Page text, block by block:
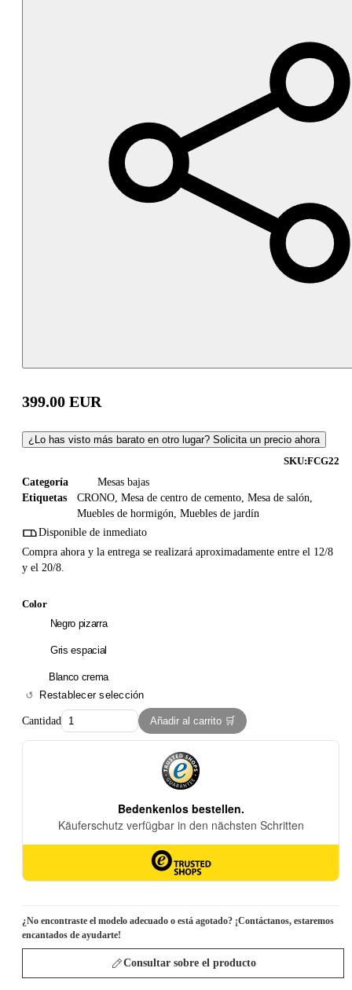
399.00 EUR
¿Lo has visto más barato en otro lugar? Solicita un precio ahora
SKU:FCG22
Categoría
Mesas bajas
Etiquetas
CRONO Mesa de centro de cemento Mesa de salón
Muebles de hormigón Muebles de jardín
Disponible de inmediato
Compra ahora y la entrega se realizará aproximadamente entre el 12/8
y el 20/8.
Color
Negro pizarra
Gris espacial
Blanco crema
Restablecer selección
Cantidad Añadir al carrito 🛒
¿No encontraste el modelo adecuado o está agotado? ¡Contáctanos, estaremos
encantados de ayudarte!
Consultar sobre el producto